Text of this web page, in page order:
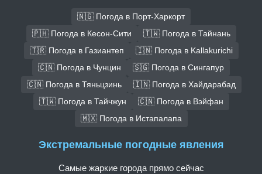
🇳🇬 Погода в Порт-Харкорт
🇵🇭 Погода в Кесон-Сити
🇹🇼 Погода в Тайнань
🇹🇷 Погода в Газиантеп
🇮🇳 Погода в Kallakurichi
🇨🇳 Погода в Чунцин
🇸🇬 Погода в Сингапур
🇨🇳 Погода в Тяньцзинь
🇮🇳 Погода в Хайдарабад
🇹🇼 Погода в Тайчжун
🇨🇳 Погода в Вэйфан
🇲🇽 Погода в Истапалапа
Экстремальные погодные явления
Самые жаркие города прямо сейчас